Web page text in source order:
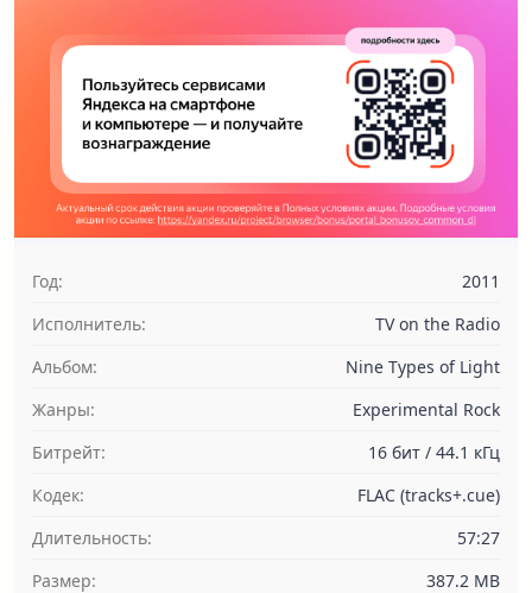
Год:
2011
Исполнитель:
TV on the Radio
Альбом:
Nine Types of Light
Жанры:
Experimental Rock
Битрейт:
16 бит / 44.1 кГц
Кодек:
FLAC (tracks+.cue)
Длительность:
57:27
Размер:
387.2 MB